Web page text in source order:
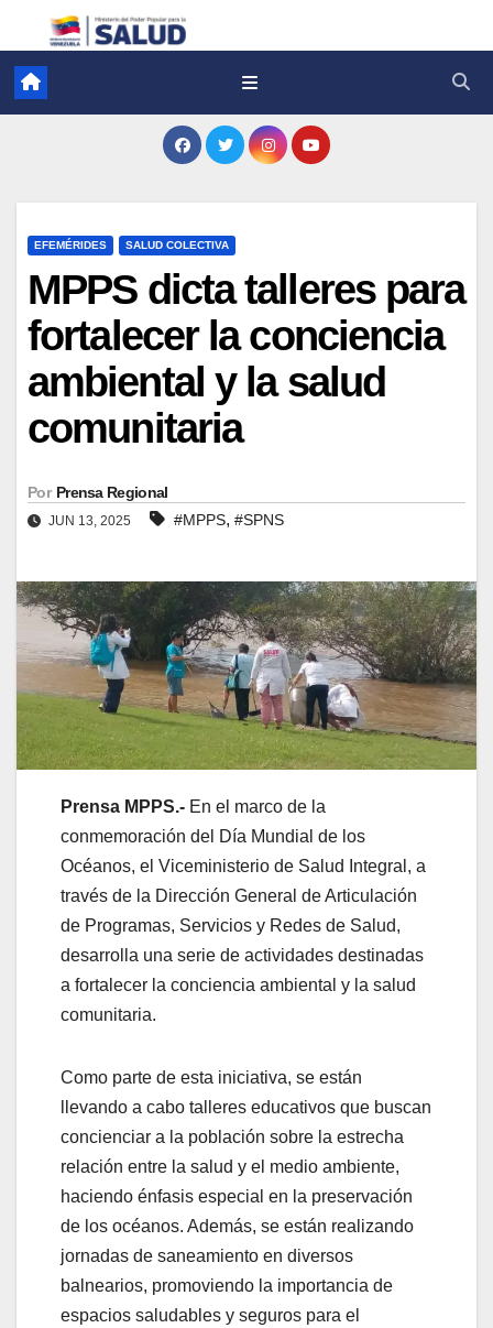
EFEMÉRIDES SALUD COLECTIVA
MPPS dicta talleres para
fortalecer la conciencia
ambiental y la salud
comunitaria
Por Prensa Regional
JUN 13, 2025 #MPPS, #SPNS
Prensa MPPS.- En el marco de la
conmemoración del Día Mundial de los
Océanos, el Viceministerio de Salud Integral, a
través de la Dirección General de Articulación
de Programas, Servicios y Redes de Salud,
desarrolla una serie de actividades destinadas
a fortalecer la conciencia ambiental y la salud
comunitaria.
Como parte de esta iniciativa, se están
llevando a cabo talleres educativos que buscan
concienciar a la población sobre la estrecha
relación entre la salud y el medio ambiente,
haciendo énfasis especial en la preservación
de los océanos. Además, se están realizando
jornadas de saneamiento en diversos
balnearios, promoviendo la importancia de
espacios saludables y seguros para el